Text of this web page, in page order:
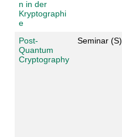
n in der
Kryptographi
e
Post-
Quantum
Cryptography
Seminar (S)